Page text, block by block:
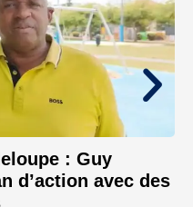
: Guy
d’action avec des